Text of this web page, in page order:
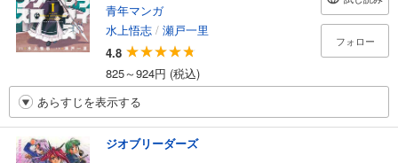
青年マンガ
水上悟志 / 瀬戸一里
4.8
825～924円 (税込)
フォロー
あらすじを表示する
ジオブリーダーズ